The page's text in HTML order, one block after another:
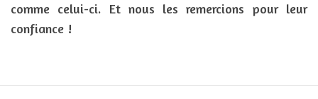
comme celui-ci. Et nous les remercions pour leur
confiance !